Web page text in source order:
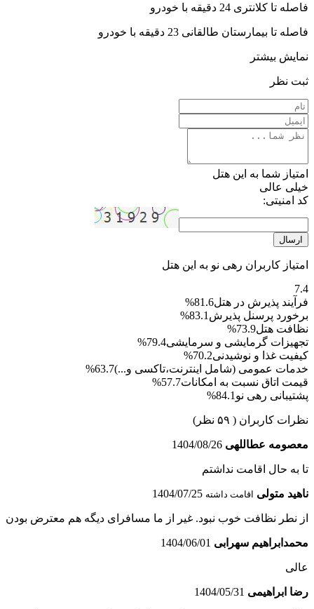
فاصله تا کلانتری 24 دقیقه با خودرو
فاصله تا بیمارستان طالقانی 23 دقیقه با خودرو
نمایش بیشتر
ثبت نظر
امتیاز شما به این هتل
خیلی عالی
کد امنیتی:
ارسال
امتیاز کاربران رهی نو به این هتل
7.4
فرآیند پذیرش در هتل81.6%
برخورد پرسنل پذیرش 83.1%
نظافت هتل73.9%
تجهیزات گرمایشی و سرمایشی79.4%
کیفیت غذا و نوشیدنی70.2%
خدمات عمومی (شامل اینترنت،تاکسی و...)63.7%
قیمت اتاق نسبت به امکانات57.7%
پشتیبانی رهی نو 84.1%
نظرات کاربران ( ۵۹ نظر)
معصومه عطاللهی 1404/08/26
تا به حال اقامت نداشتم
ناهید متولى اقامت داشته 1404/07/25
از نطر نظافت خوب نبود. غیر از ما مسافراى دیگه هم معترض بودن
محمدابراهیم سهرابی 1404/06/01
عالی
رضا ابراهیمی 1404/05/31